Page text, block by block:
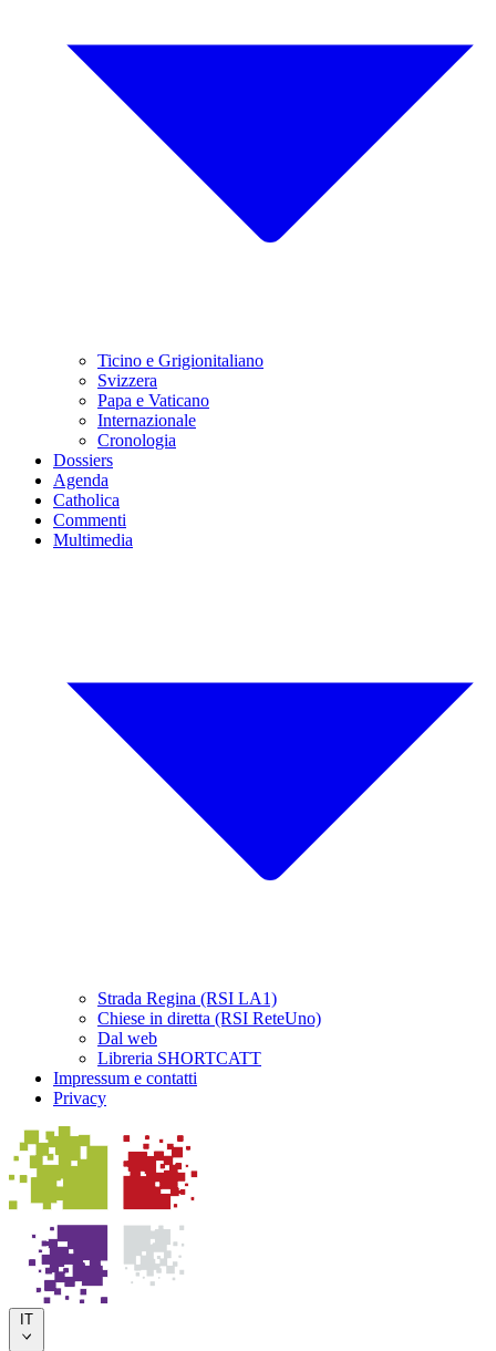
Ticino e Grigionitaliano
Svizzera
Papa e Vaticano
Internazionale
Cronologia
Dossiers
Agenda
Catholica
Commenti
Multimedia
Strada Regina (RSI LA1)
Chiese in diretta (RSI ReteUno)
Dal web
Libreria SHORTCATT
Impressum e contatti
Privacy
IT